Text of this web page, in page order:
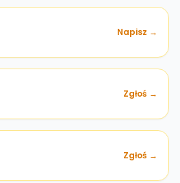
Napisz →
Zgłoś →
Zgłoś →